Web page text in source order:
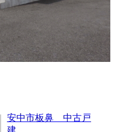
安中市板鼻 中古戸
建